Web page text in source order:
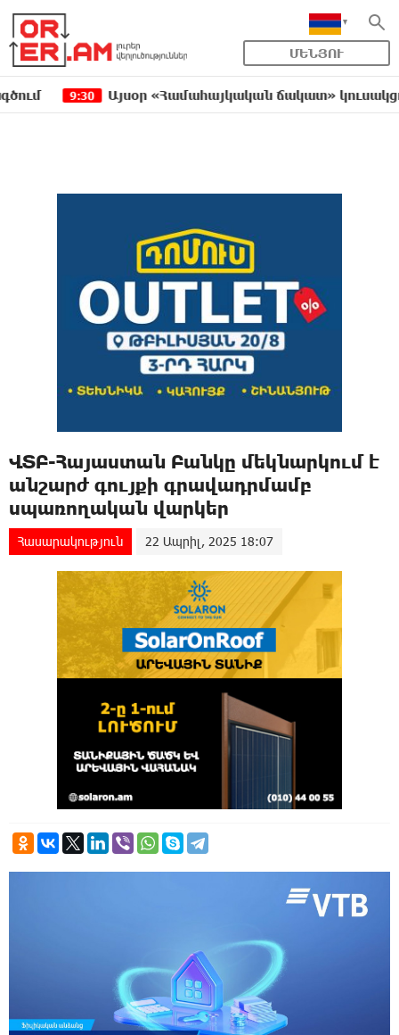
ՄԵՆՅՈՒ
9:30 Այսօր «Համահայկական ճակատ»
ՎՏԲ-Հայաստան Բանկը մեկնարկում է
անշարժ գույքի գրավադրմամբ
սպառողական վարկեր
Հասարակություն 22 Ապրիլ, 2025 18:07